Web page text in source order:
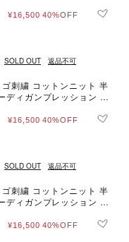
¥16,500 40%OFF
SOLD OUT 返品不可
刺繍 コットンニット 半
ディガンプレッション "S
¥16,500 40%OFF
SOLD OUT 返品不可
刺繍 コットンニット 半
ディガンプレッション "S
¥16,500 40%OFF